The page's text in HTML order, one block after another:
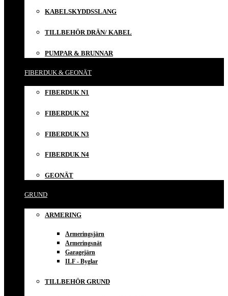
KABELSKYDDSSLANG
TILLBEHÖR DRÄN/ KABEL
PUMPAR & BRUNNAR
FIBERDUK & GEONÄT
FIBERDUK N1
FIBERDUK N2
FIBERDUK N3
FIBERDUK N4
GEONÄT
GRUND
ARMERING
Armeringsjärn
Armeringsnät
Garagejärn
ILF - Byglar
TILLBEHÖR GRUND